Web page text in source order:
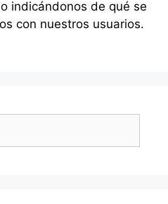
indicándonos de qué se
con nuestros usuarios.